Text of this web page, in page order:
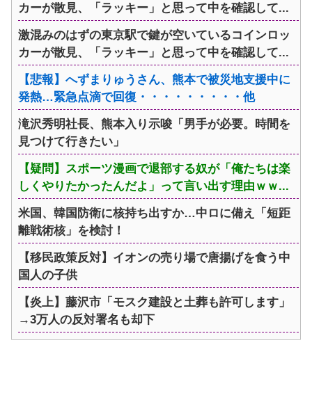
カーが散見、「ラッキー」と思って中を確認して...
激混みのはずの東京駅で鍵が空いているコインロッ
カーが散見、「ラッキー」と思って中を確認して...
【悲報】へずまりゅうさん、熊本で被災地支援中に
発熱…緊急点滴で回復・・・・・・・・・他
滝沢秀明社長、熊本入り示唆「男手が必要。時間を
見つけて行きたい」
【疑問】スポーツ漫画で退部する奴が「俺たちは楽
しくやりたかったんだよ」って言い出す理由ｗｗ...
米国、韓国防衛に核持ち出すか…中ロに備え「短距
離戦術核」を検討！
【移民政策反対】イオンの売り場で唐揚げを食う中
国人の子供
【炎上】藤沢市「モスク建設と土葬も許可します」
→3万人の反対署名も却下